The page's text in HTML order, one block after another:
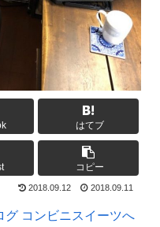
はてブ
コピー
2018.09.12 2018.09.11